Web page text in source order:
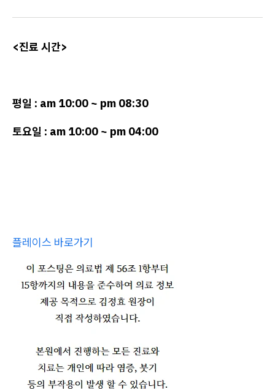
<진료 시간>
평일 : am 10:00 ~ pm 08:30
토요일 : am 10:00 ~ pm 04:00
플레이스 바로가기